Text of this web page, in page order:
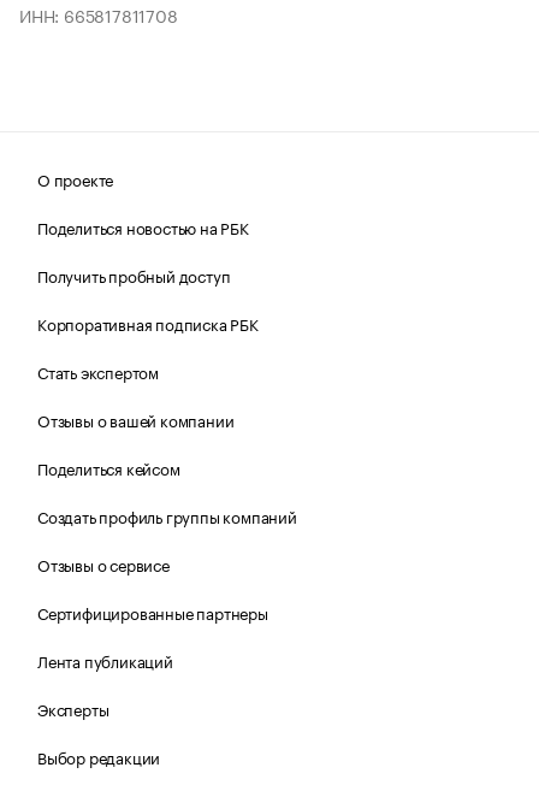
ИНН: 665817811708
О проекте
Поделиться новостью на РБК
Получить пробный доступ
Корпоративная подписка РБК
Стать экспертом
Отзывы о вашей компании
Поделиться кейсом
Создать профиль группы компаний
Отзывы о сервисе
Сертифицированные партнеры
Лента публикаций
Эксперты
Выбор редакции